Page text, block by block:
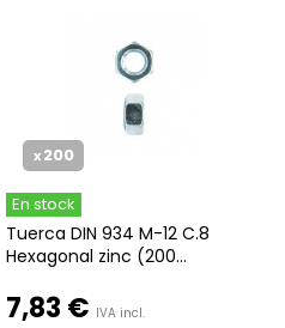
x 200
En stock
Tuerca DIN 934 M-12 C.8
Hexagonal zinc (200...
7,83 € IVA incl.